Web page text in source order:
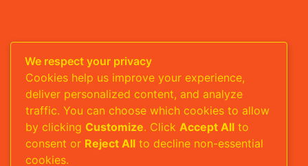
We respect your privacy
Cookies help us improve your experience,
deliver personalized content, and analyze
traffic. You can choose which cookies to allow
by clicking Customize. Click Accept All to
consent or Reject All to decline non-essential
cookies.